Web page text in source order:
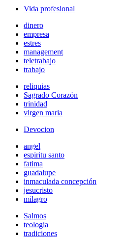
Vida profesional
dinero
empresa
estres
management
teletrabajo
trabajo
reliquias
Sagrado Corazón
trinidad
virgen maria
Devocion
angel
espiritu santo
fatima
guadalupe
inmaculada concepción
jesucristo
milagro
Salmos
teologia
tradiciones